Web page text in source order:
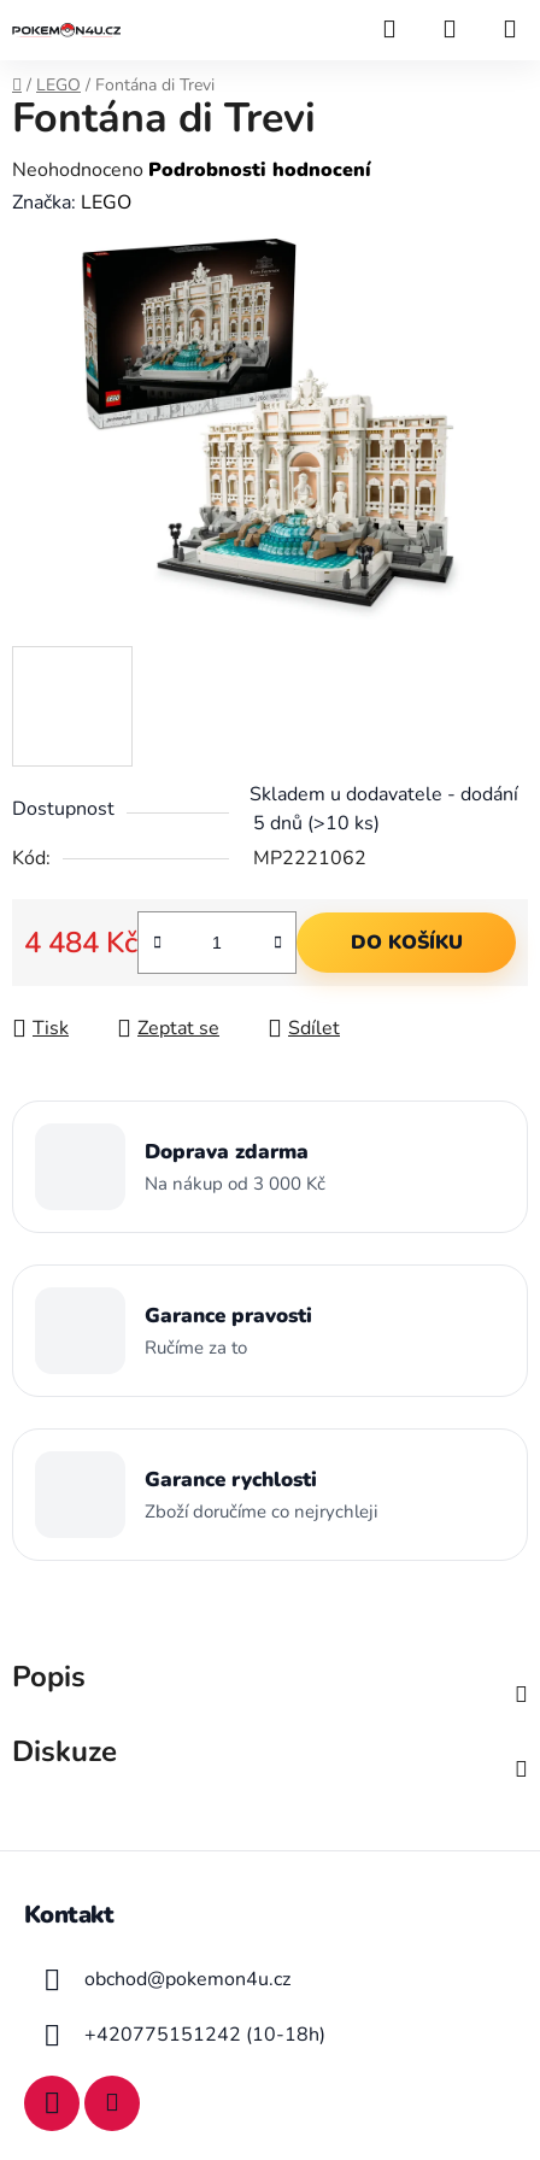
na
Hledat
Domů
/ LEGO / Fontána di Trevi
Dostupnost
Skladem u dodavatele - dodání
5 dnů (>10 ks)
Kód:
MP2221062
4 484 Kč DO KOŠÍKU
Tisk Zeptat se Sdílet
Fontána di Trevi
Průměrné
hodnocení
hvězdiček.
Neohodnoceno Podrobnosti hodnocení
Značka: LEGO
Doprava zdarma
Na nákup od 3 000 Kč
Garance pravosti
Ručíme za to
Garance rychlosti
Zboží doručíme co nejrychleji
Popis
Diskuze
Kontakt
obchod@pokemon4u.cz
+420775151242 (10-18h)